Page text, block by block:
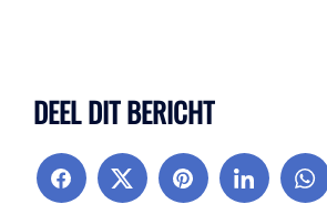
DEEL DIT BERICHT